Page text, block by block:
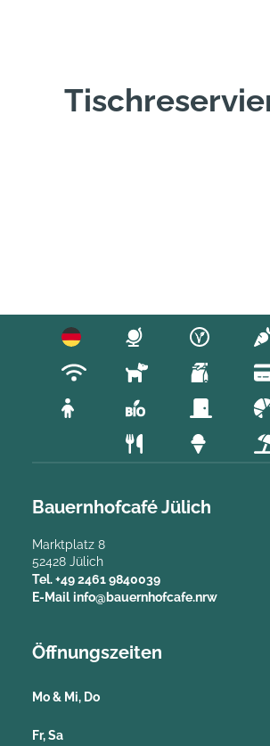
Bauernhofcafé Jülich
Marktplatz 8
52428 Jülich
Tel.+49 2461 9840039
E-Mail info@bauernhofcafe.nrw
Öffnungszeiten
Mo & Mi, Do
Fr, Sa